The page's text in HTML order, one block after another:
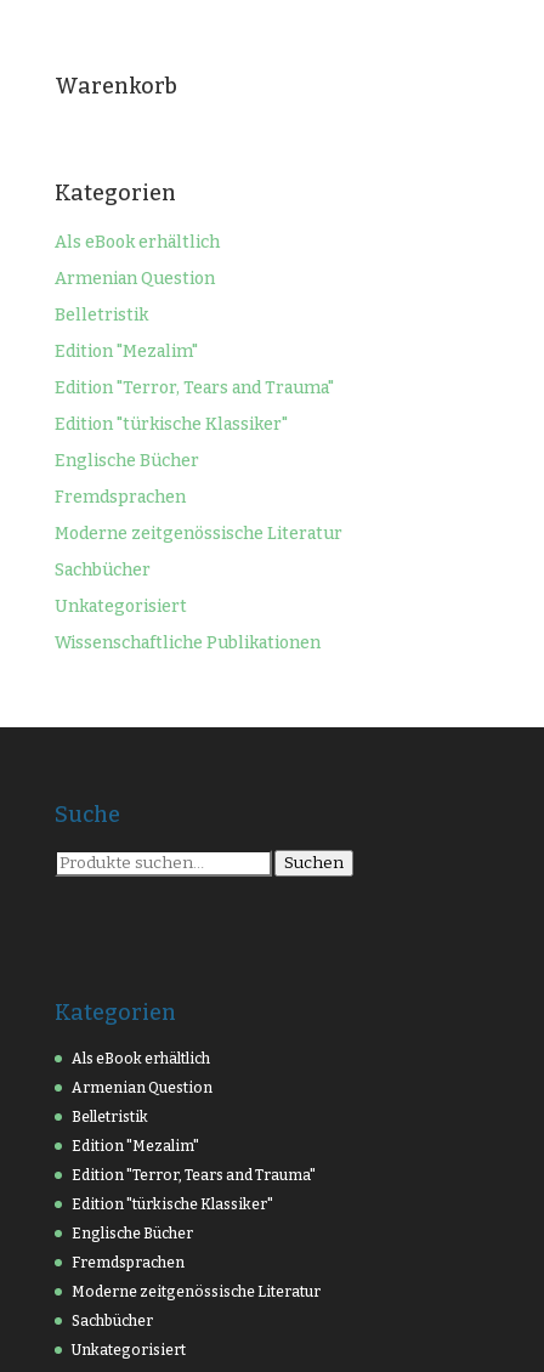
Warenkorb
Kategorien
Als eBook erhältlich
Armenian Question
Belletristik
Edition "Mezalim"
Edition "Terror, Tears and Trauma"
Edition "türkische Klassiker"
Englische Bücher
Fremdsprachen
Moderne zeitgenössische Literatur
Sachbücher
Unkategorisiert
Wissenschaftliche Publikationen
Suche
Suche
nach:
Suchen
Kategorien
Als eBook erhältlich
Armenian Question
Belletristik
Edition "Mezalim"
Edition "Terror, Tears and Trauma"
Edition "türkische Klassiker"
Englische Bücher
Fremdsprachen
Moderne zeitgenössische Literatur
Sachbücher
Unkategorisiert